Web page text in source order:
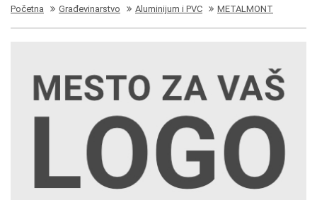
Početna Građevinarstvo Aluminijum i PVC METALMONT